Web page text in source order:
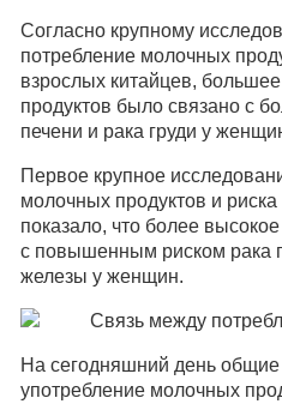
Согласно крупному
потребление молочных
взрослых китайцев,
продуктов было связано с
печени и рака груди у
Первое крупное
молочных продуктов и
показало, что более
с повышенным риском рака
железы у женщин.
На сегодняшний день
употребление молочных